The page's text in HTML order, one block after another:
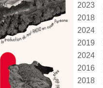
2023
2018
2024
2019
2024
2016
2018